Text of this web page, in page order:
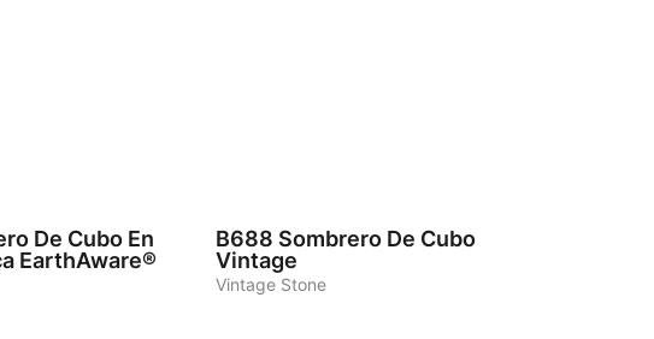
De Cubo En
EarthAware®
B688 Sombrero De Cubo
Vintage
Vintage Stone